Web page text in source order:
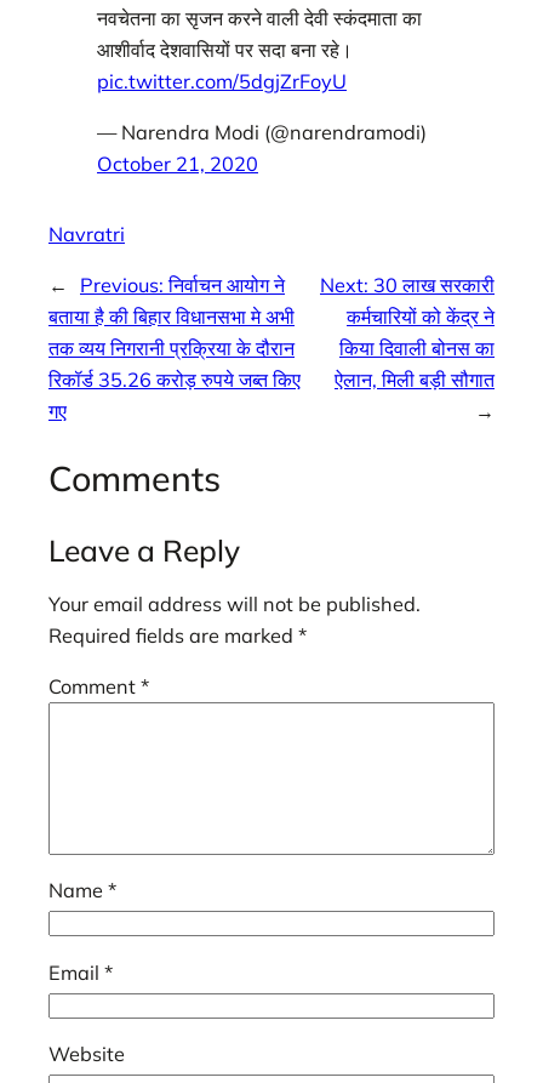
नवचेतना का सृजन करने वाली देवी स्कंदमाता का
आशीर्वाद देशवासियों पर सदा बना रहे।
pic.twitter.com/5dgjZrFoyU
— Narendra Modi (@narendramodi)
October 21, 2020
Navratri
← Previous:निर्वाचन आयोग ने
बताया है की बिहार विधानसभा मे अभी
तक व्यय निगरानी प्रक्रिया के दौरान
रिकॉर्ड 35.26 करोड़ रुपये जब्त किए
गए
Next: 30 लाख सरकारी
कर्मचारियों को केंद्र ने
किया दिवाली बोनस का
ऐलान, मिली बड़ी सौगात
→
Comments
Leave a Reply
Your email address will not be published.
Required fields are marked *
Comment *
Name *
Email *
Website